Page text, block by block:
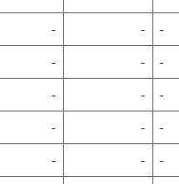
- - -
- - -
- - -
- - -
- - -